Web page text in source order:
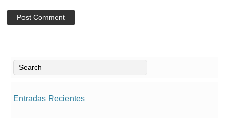
Entradas Recientes